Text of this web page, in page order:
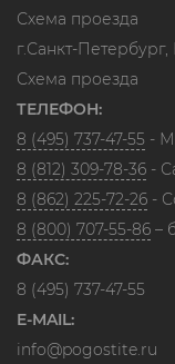
Схема проезда
г.Санкт-
Схема проезда
ТЕЛЕФОН:
8 (495) 737-47-55 -
8 (812) 309-78-36 -
8 (862) 225-72-26 -
8 (800) 707-55-86 –
ФАКС:
8 (495) 737-47-55
E-MAIL:
info@pogostite.ru